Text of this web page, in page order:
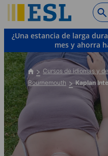
to
main
content
¿Una estancia de larga
mes y ahorra
Cursos de idiomas y
Bournemouth
Kaplan